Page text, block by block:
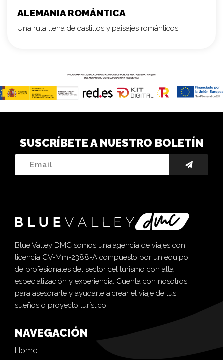
ALEMANIA ROMÁNTICA
Una ruta llena de castillos y paisajes románticos
SUSCRÍBETE A NUESTRO BOLETÍN
Blue Valley DMC somos una agencia de viajes con
licencia CV-Mm-2388-A compuesto por un equipo
de profesionales del sector del turismo con alta
especialización y experiencia. Cuenta con nosotros
para asesorarte y ayudarte a crear el viaje de tus
sueños o proyecto turístico.
NAVEGACIÓN
Home